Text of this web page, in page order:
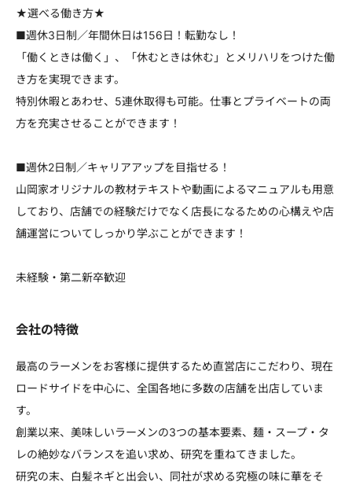
★選べる働き方★
■週休3日制／年間休日は156日！転勤なし！
「働くときは働く」、「休むときは休む」とメリハリをつけた働
き方を実現できます。
特別休暇とあわせ、5連休取得も可能。仕事とプライベートの両
方を充実させることができます！
■週休2日制／キャリアアップを目指せる！
山岡家オリジナルの教材テキストや動画によるマニュアルも用意
しており、店舗での経験だけでなく店長になるための心構えや店
舗運営についてしっかり学ぶことができます！
未経験・第二新卒歓迎
会社の特徴
最高のラーメンをお客様に提供するため直営店にこだわり、現在
ロードサイドを中心に、全国各地に多数の店舗を出店していま
す。
創業以来、美味しいラーメンの3つの基本要素、麺・スープ・タ
レの絶妙なバランスを追い求め、研究を重ねてきました。
研究の末、白髪ネギと出会い、同社が求める究極の味に華をそ